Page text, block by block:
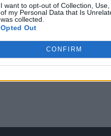
I want to opt-out of Collection,
of my Personal Data that Is
was collected.
Opted Out
CONFIRM